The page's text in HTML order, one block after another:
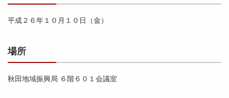
平成２６年１０月１０日（金）
場所
秋田地域振興局 ６階６０１会議室